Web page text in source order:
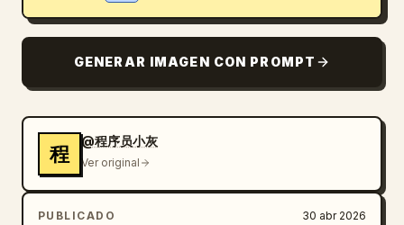
Actualizaciones
GENERAR IMAGEN CON PROMPT
程
@程序员小灰
Ver original
PUBLICADO 30 abr 2026